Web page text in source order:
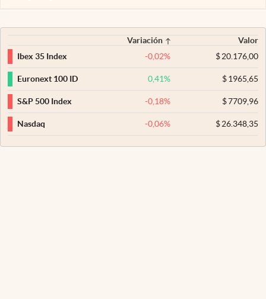
Variación
Valor
Ibex 35 Index
-0,02% $20.176,00
Euronext 100 ID 0,41% $1965,65
S&P 500 Index -0,18% $7709,96
Nasdaq -0,06% $26.348,35